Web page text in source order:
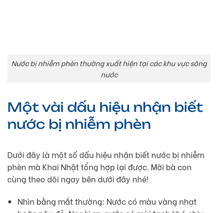
Nước bị nhiễm phèn thường xuất hiện tại các khu vực sông
nước
Một vài dấu hiệu nhận biết
nước bị nhiễm phèn
Dưới đây là một số dấu hiệu nhận biết nước bị nhiễm
phèn mà Khai Nhật tổng hợp lại được. Mời bà con
cùng theo dõi ngay bên dưới đây nhé!
Nhìn bằng mắt thường: Nước có màu vàng nhạt